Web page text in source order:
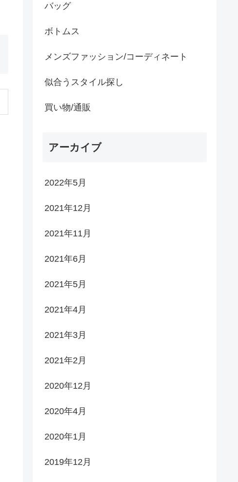
バッグ
ボトムス
メンズファッション/コーディネート
似合うスタイル探し
買い物/通販
アーカイブ
2022年5月
2021年12月
2021年11月
2021年6月
2021年5月
2021年4月
2021年3月
2021年2月
2020年12月
2020年4月
2020年1月
2019年12月